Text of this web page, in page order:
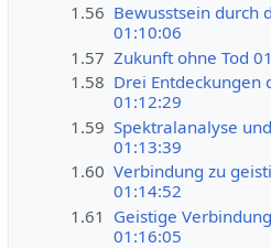
1.56 Bewusstsein durch
01:10:06
1.57 Zukunft ohne Tod
1.58 Drei Entdeckungen
01:12:29
1.59 Spektralanalyse
01:13:39
1.60 Verbindung zu
01:14:52
1.61 Geistige
01:16:05